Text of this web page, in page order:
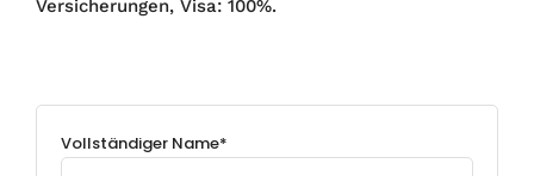
Vollständiger Name*
Versicherungen, Visa: 100%.